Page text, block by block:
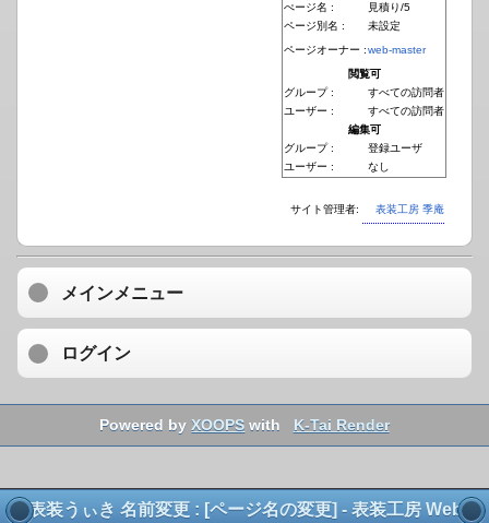
ぺージ名 :
見積り/5
ページ別名 :
未設定
ページオーナー :web-master
閲覧可
グループ :
すべての訪問者
ユーザー :
すべての訪問者
編集可
グループ :
登録ユーザ
ユーザー :
なし
サイト管理者: 表装工房 季庵
メインメニュー
ログイン
Powered byXOOPS with K-Tai Render
表装うぃき 名前変更 : [ページ名の変更] - 表装工房 Web